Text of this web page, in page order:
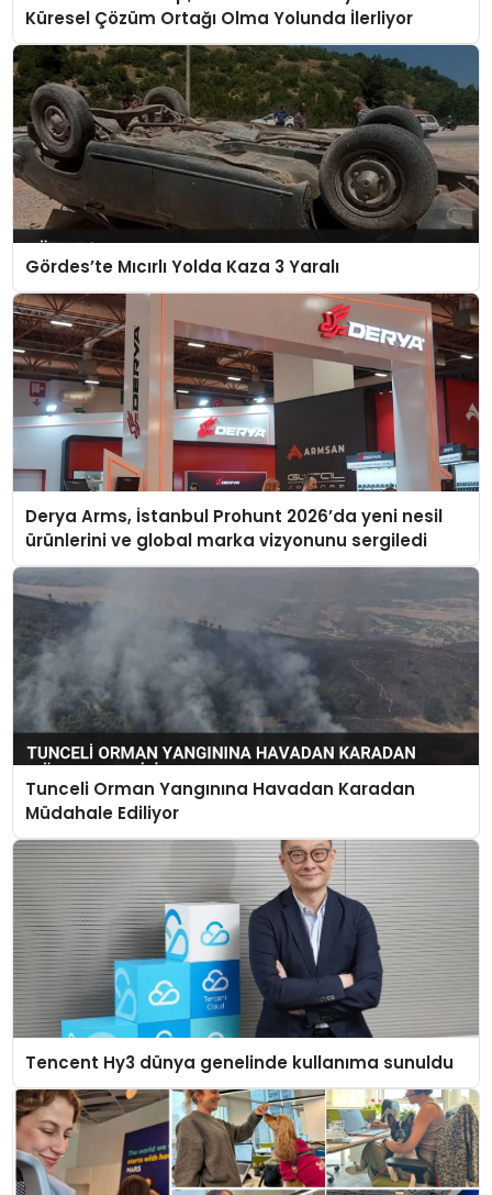
Küresel Çözüm Ortağı Olma Yolunda İlerliyor
Gördes’te Mıcırlı Yolda Kaza 3 Yaralı
Derya Arms, İstanbul Prohunt 2026’da yeni nesil
ürünlerini ve global marka vizyonunu sergiledi
Tunceli Orman Yangınına Havadan Karadan
Müdahale Ediliyor
Tencent Hy3 dünya genelinde kullanıma sunuldu